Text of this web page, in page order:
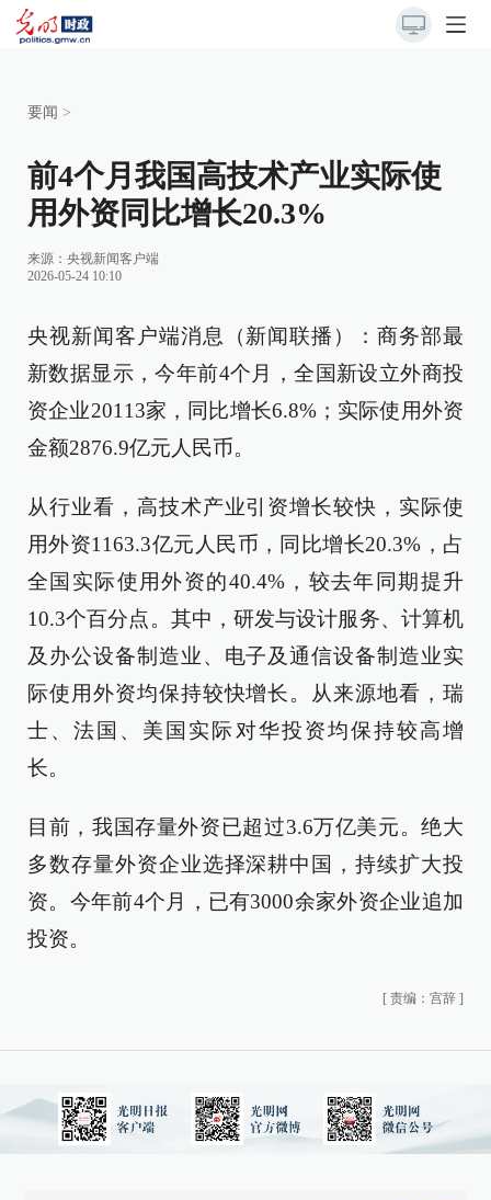
要闻 >
前4个月我国高技术产业实际使
用外资同比增长20.3%
来源：央视新闻客户端
2026-05-24 10:10
央视新闻客户端消息（新闻联播）：商务部最
新数据显示，今年前4个月，全国新设立外商投
资企业20113家，同比增长6.8%；实际使用外资
金额2876.9亿元人民币。
从行业看，高技术产业引资增长较快，实际使
用外资1163.3亿元人民币，同比增长20.3%，占
全国实际使用外资的40.4%，较去年同期提升
10.3个百分点。其中，研发与设计服务、计算机
及办公设备制造业、电子及通信设备制造业实
际使用外资均保持较快增长。从来源地看，瑞
士、法国、美国实际对华投资均保持较高增
长。
目前，我国存量外资已超过3.6万亿美元。绝大
多数存量外资企业选择深耕中国，持续扩大投
资。今年前4个月，已有3000余家外资企业追加
投资。
[ 责编：宫辞 ]